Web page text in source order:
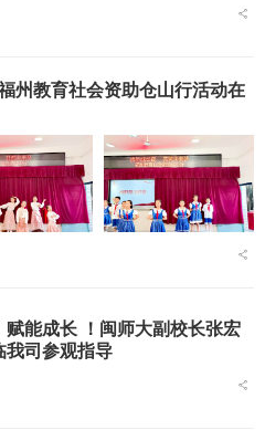
教育社会资助仓山行活动在
赋能成长 ！闽师大副校长张宏
我司参观指导